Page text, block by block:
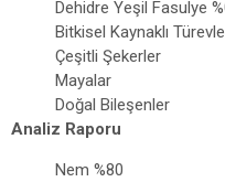
Dehidre Yeşil Fasulye
Bitkisel Kaynaklı
Çeşitli Şekerler
Mayalar
Doğal Bileşenler
Analiz Raporu
Nem %80